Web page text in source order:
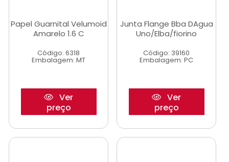
Papel Guarnital Velumoid
Amarelo 1.6 C
Código: 6318
Embalagem: MT
Ver
preço
Junta Flange Bba DAgua
Uno/Elba/fiorino
Código: 39160
Embalagem: PC
Ver
preço